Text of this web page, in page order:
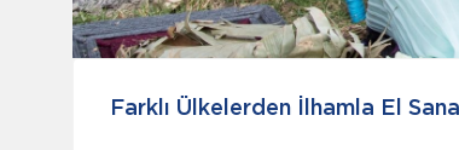
Farklı Ülkelerden İlhamla El